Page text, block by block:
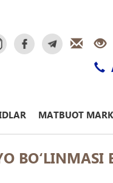
MATBUOT
BО‘LINMASI